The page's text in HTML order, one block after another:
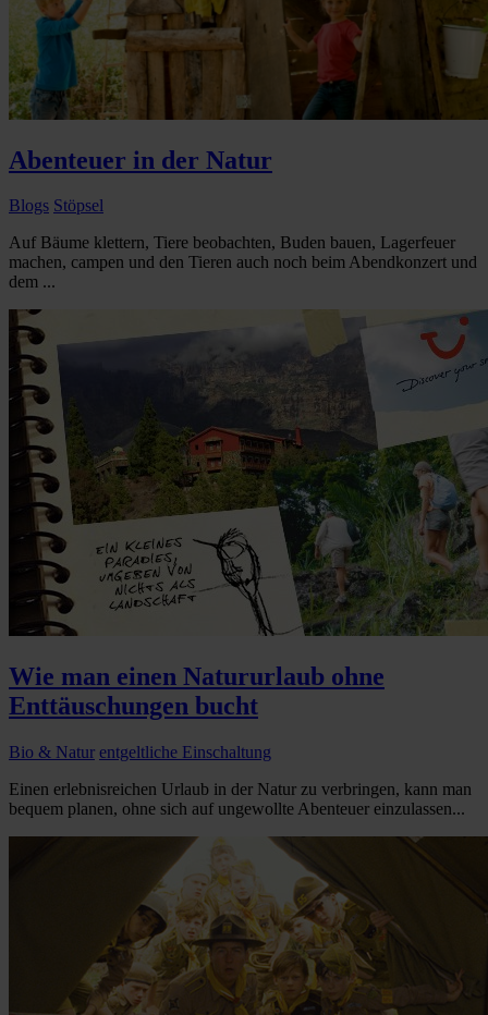
Abenteuer in der Natur
Blogs Stöpsel
Auf Bäume klettern, Tiere beobachten, Buden bauen, Lagerfeuer
machen, campen und den Tieren auch noch beim Abendkonzert und
dem ...
Wie man einen Natururlaub ohne
Enttäuschungen bucht
Bio & Natur entgeltliche Einschaltung
Einen erlebnisreichen Urlaub in der Natur zu verbringen, kann man
bequem planen, ohne sich auf ungewollte Abenteuer einzulassen...